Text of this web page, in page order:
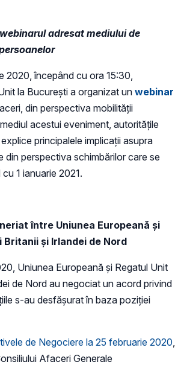
adresat mediului de
2020, începând cu ora 15:30,
la București a organizat un webinar
din perspectiva mobilității
acestui eveniment, autoritățile
principalele implicații asupra
perspectiva schimbărilor care se
1 ianuarie 2021.
între Uniunea Europeană și
Britanii și Irlandei de Nord
Uniunea Europeană și Regatul Unit
de Nord au negociat un acord privind
s-au desfășurat în baza poziției
de Negociere la 25 februarie 2020
Afaceri Generale